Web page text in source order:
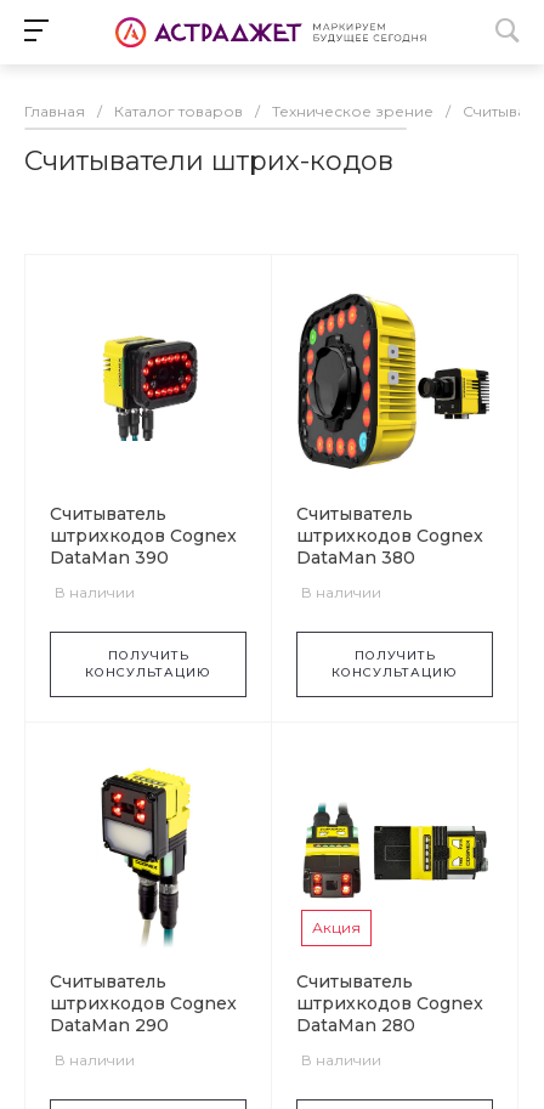
Главная / Каталог товаров / Техническое зрение /
Считыватели штрих-кодов
Считыватель
штрихкодов Cognex
DataMan 390
В наличии
ПОЛУЧИТЬ
КОНСУЛЬТАЦИЮ
Считыватель
штрихкодов Cognex
DataMan 380
В наличии
ПОЛУЧИТЬ
КОНСУЛЬТАЦИЮ
Считыватель
штрихкодов Cognex
DataMan 290
В наличии
Акция
Считыватель
штрихкодов Cognex
DataMan 280
В наличии